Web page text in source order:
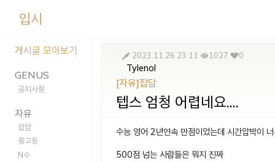
입시
게시글 모아보기
GENUS
공지사항
자유
잡담
중고등
N수
2023.11.26 23:11 1027 0
Tylenol
[자유]잡담
텝스 엄청 어렵네요....
수능 영어 2년연속 만점이었는데 시간압박이
500점 넘는 사람들은 뭐지 진짜